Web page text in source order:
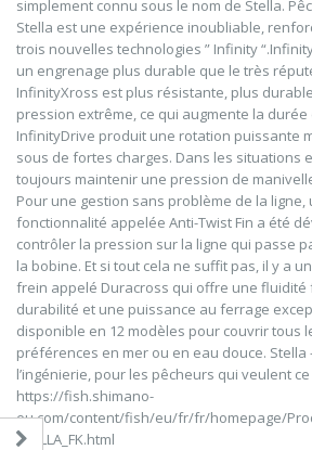
simplement connu sous le nom de Stella.
Stella est une expérience inoubliable,
trois nouvelles technologies ” Infinity
un engrenage plus durable que le très
InfinityXross est plus résistante, plus
pression extrême, ce qui augmente la
InfinityDrive produit une rotation puissante
sous de fortes charges. Dans les situations
toujours maintenir une pression de
Pour une gestion sans problème de la
fonctionnalité appelée Anti-Twist Fin a été
contrôler la pression sur la ligne qui passe
la bobine. Et si tout cela ne suffit pas, il y a
frein appelé Duracross qui offre une fluidité
durabilité et une puissance au ferrage
disponible en 12 modèles pour couvrir tous
préférences en mer ou en eau douce. Stella
l’ingénierie, pour les pêcheurs qui veulent ce
https://fish.shimano-
eu.com/content/fish/eu/fr/fr/homepage/
STELLA_FK.html